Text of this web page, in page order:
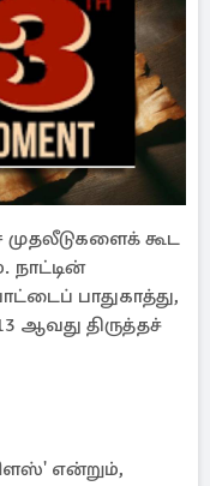
கூட
நாட்டின்
பாதுகாத்து,
ஆவது திருத்தச்
என்றும்,